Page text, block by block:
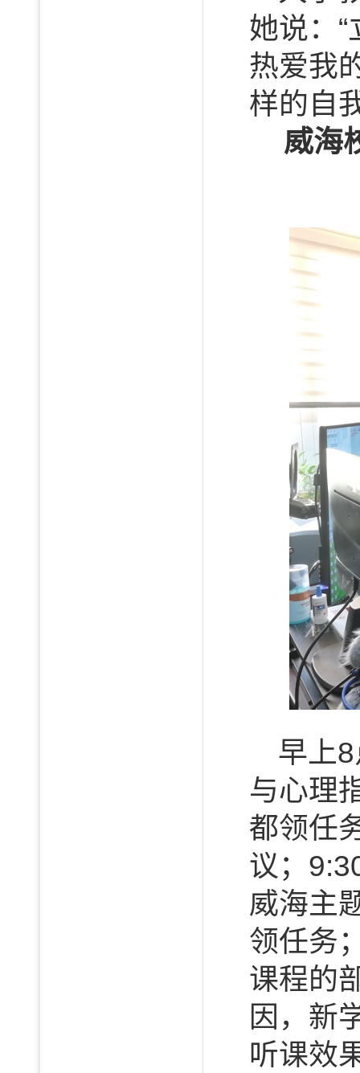
她说：
热爱我
样的自
威海
早上
与心理
都领任
议；
威海主
领任务
课程的
因，新
听课效